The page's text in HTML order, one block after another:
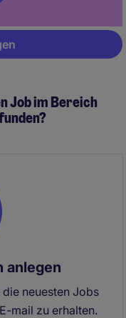
Job im Bereich
anlegen
neuesten Jobs
mail zu erhalten.